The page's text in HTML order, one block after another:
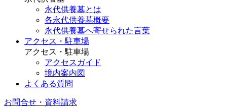
永代供養墓とは
各永代供養墓概要
永代供養墓へ寄せられた言葉
アクセス・駐車場
アクセス・駐車場
アクセスガイド
境内案内図
よくある質問
お問合せ・資料請求